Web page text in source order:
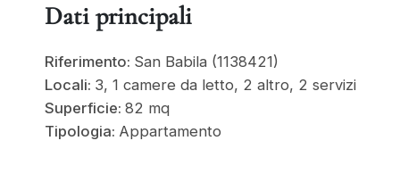
Dati principali
Riferimento: San Babila (1138421)
Locali: 3, 1 camere da letto, 2 altro, 2 servizi
Superficie: 82 mq
Tipologia: Appartamento